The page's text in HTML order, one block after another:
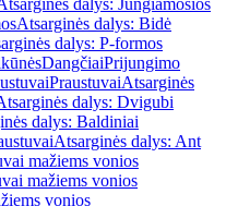
dalys: Jungiamosios
Atsarginės dalys: Bidė
dalys: P-formos
DangčiaiPrijungimo
PraustuvaiAtsarginės
dalys: Dvigubi
dalys: Baldiniai
Atsarginės dalys: Ant
mažiems vonios
mažiems vonios
vonios